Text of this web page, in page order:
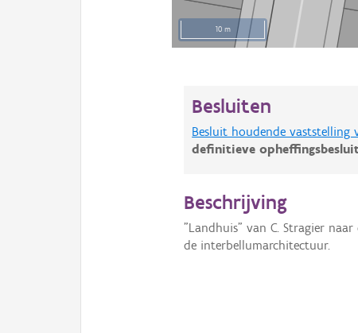
10 m
Besluiten
Besluit houdende
definitieve
Beschrijving
"Landhuis" van C. Stragier
de interbellumarchitectuur.